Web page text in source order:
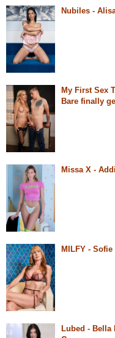
Nubiles -
My First Sex
Bare finally
Missa X -
MILFY -
Lubed - Bella